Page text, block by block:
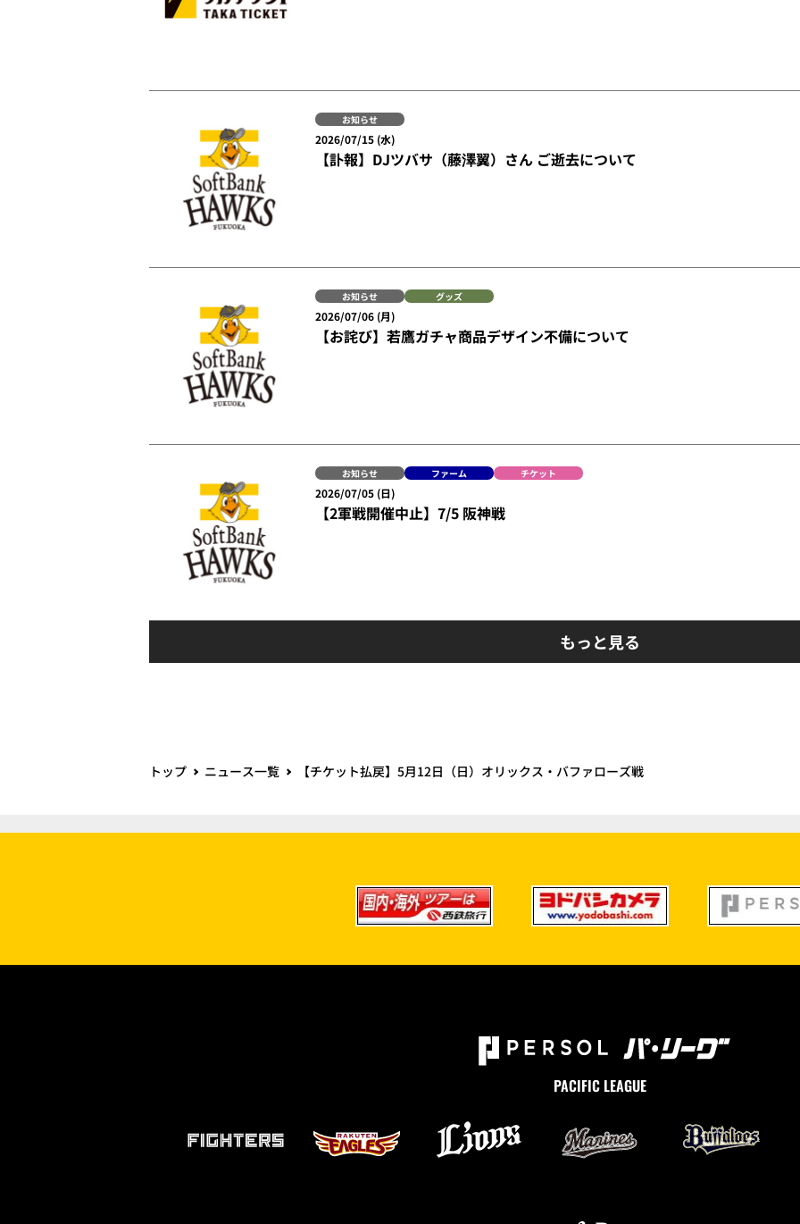
お知らせ
2026/07/15 (水)
【訃報】DJツバサ（藤澤翼）さん ご逝去について
お知らせ グッズ
2026/07/06 (月)
【お詫び】若鷹ガチャ商品デザイン不備について
お知らせ ファーム チケット
2026/07/05 (日)
【2軍戦開催中止】7/5 阪神戦
もっと見る
トップ ニュース一覧 【チケット払戻】5月12日（日）オリックス・バファローズ戦
PACIFIC LEAGUE